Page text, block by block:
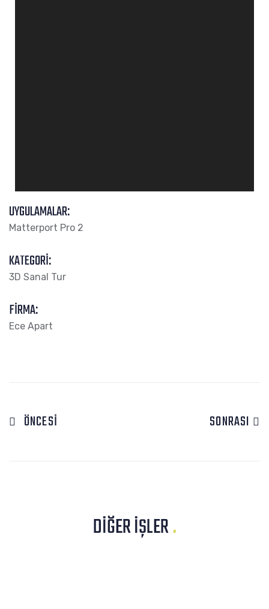
UYGULAMALAR:
Matterport Pro 2
KATEGORI:
3D Sanal Tur
FIRMA:
Ece Apart
ÖNCESI SONRASI
DIĞER İŞLER.